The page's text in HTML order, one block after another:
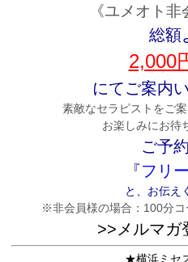
《ユメオト非
総額
2,000
にてご案内
素敵なセラピストをご
お楽しみにお待
ご予
『フリ
と、お伝え
※非会員様の場合：100分
>>メルマガ
★横浜ミセ